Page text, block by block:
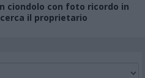
ciondolo con foto ricordo in
il proprietario